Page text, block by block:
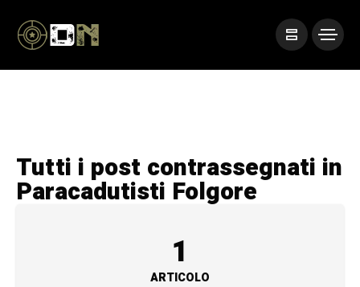
Tutti i post contrassegnati in
Paracadutisti Folgore
1
ARTICOLO